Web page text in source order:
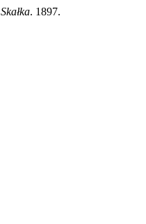
Skałka. 1897.